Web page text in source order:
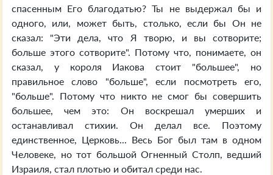
спасенным Его благодатью? Ты не выдержал бы и
одного, или, может быть, столько, если бы Он не
сказал: "Эти дела, что Я творю, и вы сотворите;
больше этого сотворите". Потому что, понимаете, он
сказал, у короля Иакова стоит "большее", но
правильное слово "больше", если посмотреть его,
"больше". Потому что никто не смог бы совершить
большее, чем это: Он воскрешал умерших и
останавливал стихии. Он делал все. Поэтому
единственное, Церковь... Весь Бог был там в одном
Человеке, но тот большой Огненный Столп, ведший
Израиля, стал плотью и обитал среди нас.